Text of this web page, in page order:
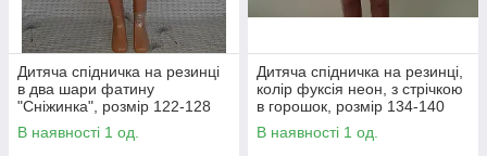
Дитяча спідничка на резинці
в два шари фатину
"Сніжинка", розмір 122-128
В наявності 1 од.
Дитяча спідничка на резинці,
колір фуксія неон, з стрічкою
в горошок, розмір 134-140
В наявності 1 од.